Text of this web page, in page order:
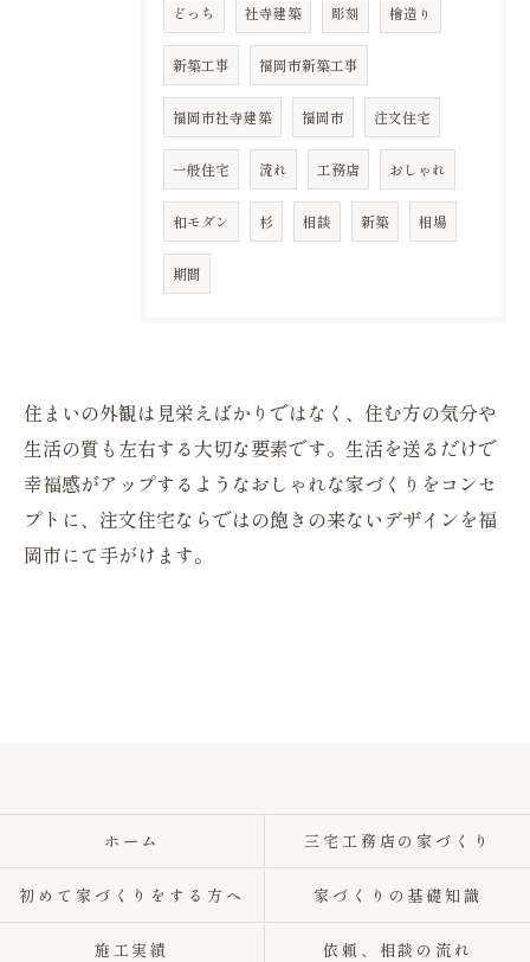
どっち 社寺建築 彫刻 檜造り
新築工事 福岡市新築工事
福岡市社寺建築 福岡市 注文住宅
一般住宅 流れ 工務店 おしゃれ
和モダン 杉 相談 新築 相場
期間
住まいの外観は見栄えばかりではなく、住む方の気分や
生活の質も左右する大切な要素です。生活を送るだけで
幸福感がアップするようなおしゃれな家づくりをコンセ
プトに、注文住宅ならではの飽きの来ないデザインを福
岡市にて手がけます。
ホーム 三宅工務店の家づくり
初めて家づくりをする方へ 家づくりの基礎知識
施工実績 依頼、相談の流れ